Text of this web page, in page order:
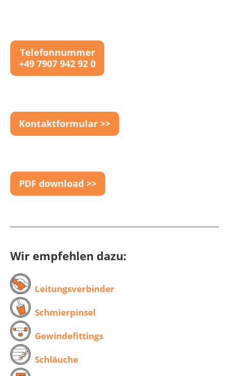
Telefonnummer
+49 7907 942 92 0
Kontaktformular >>
PDF download >>
Wir empfehlen dazu:
Leitungsverbinder
Schmierpinsel
Gewindefittings
Schläuche